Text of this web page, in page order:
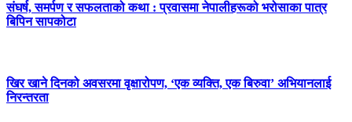
संघर्ष, समर्पण र सफलताको कथा : प्रवासमा नेपालीहरूको भरोसाका पात्र
बिपिन सापकोटा
खिर खाने दिनको अवसरमा वृक्षारोपण, ‘एक व्यक्ति, एक बिरुवा’ अभियानलाई
निरन्तरता